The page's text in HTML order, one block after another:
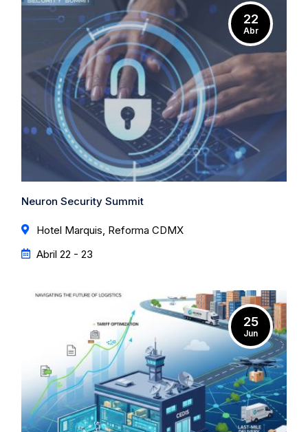
22
Abr
Neuron Security Summit
Hotel Marquis, Reforma CDMX
Abril 22 - 23
25
Jun